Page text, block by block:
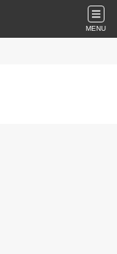
MENU